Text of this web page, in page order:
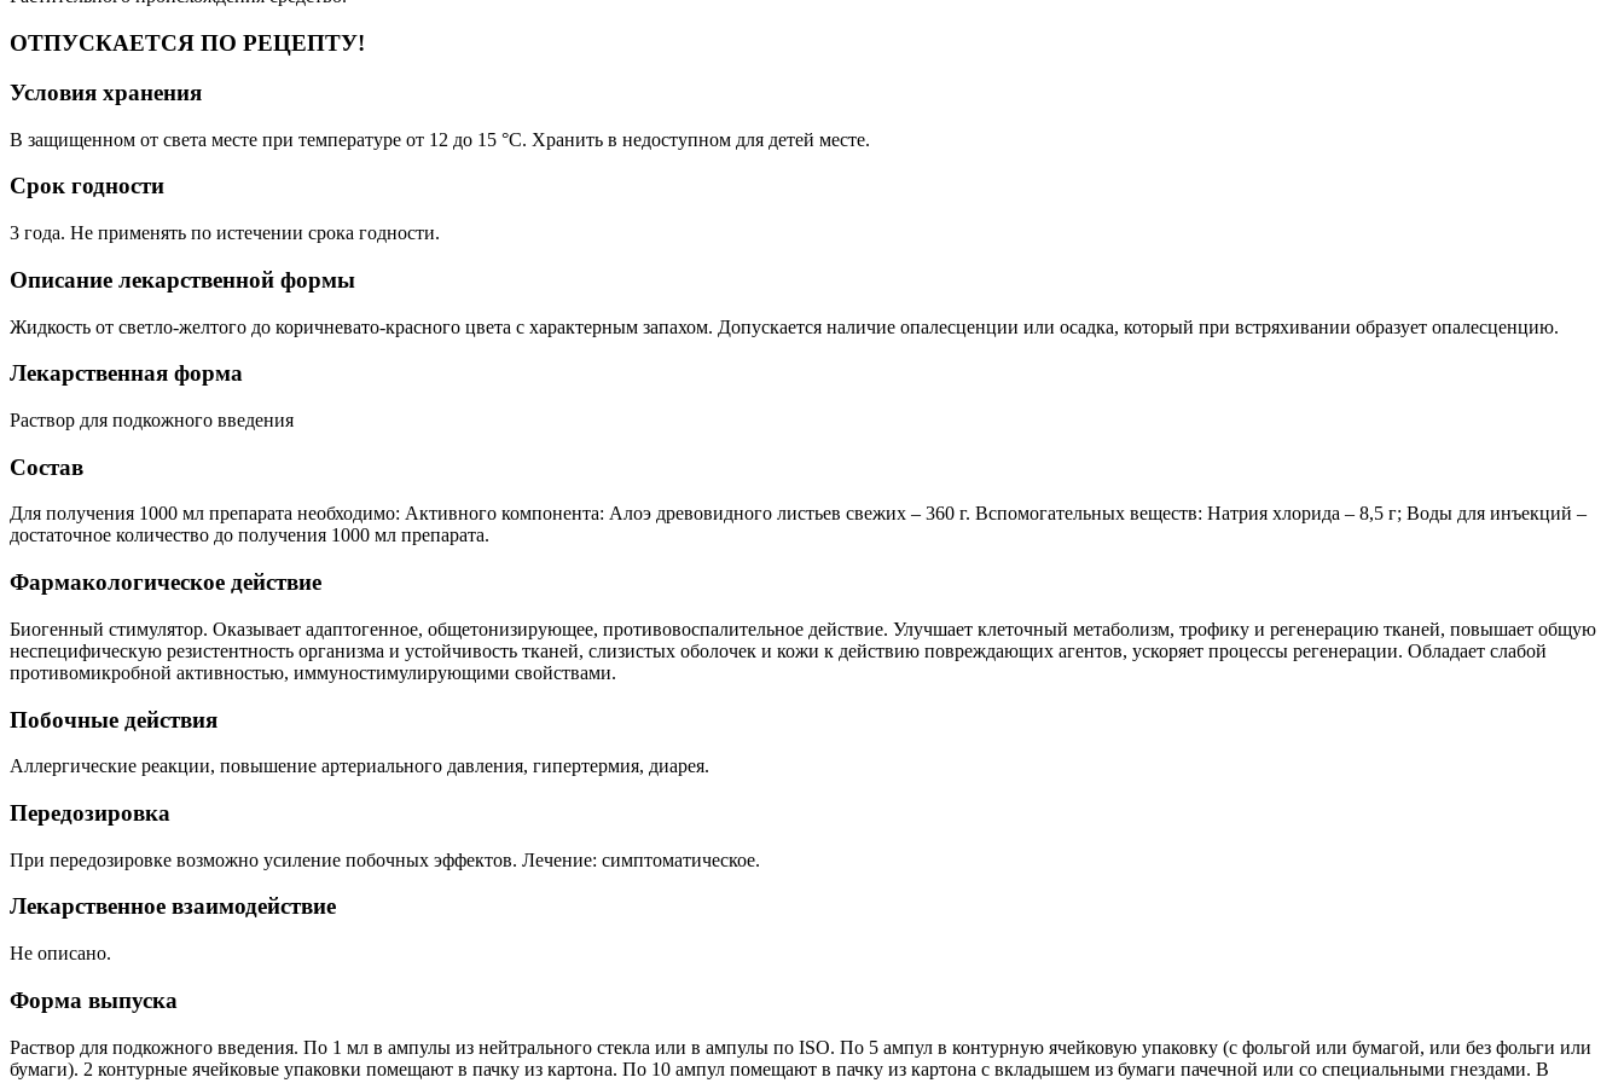
ОТПУСКАЕТСЯ ПО РЕЦЕПТУ!
Условия хранения
В защищенном от света месте при температуре от 12 до 15 °С. Хранить в недоступном для детей месте.
Срок годности
3 года. Не применять по истечении срока годности.
Описание лекарственной формы
Жидкость от светло-желтого до коричневато-красного цвета с характерным запахом. Допускается наличие опалесценции или осадка, который при встряхивании образует опалесценцию.
Лекарственная форма
Раствор для подкожного введения
Состав
Для получения 1000 мл препарата необходимо: Активного компонента: Алоэ древовидного листьев свежих – 360 г. Вспомогательных веществ: Натрия хлорида – 8,5 г; Воды для инъекций –
достаточное количество до получения 1000 мл препарата.
Фармакологическое действие
Биогенный стимулятор. Оказывает адаптогенное, общетонизирующее, противовоспалительное действие. Улучшает клеточный метаболизм, трофику и регенерацию тканей, повышает общую
неспецифическую резистентность организма и устойчивость тканей, слизистых оболочек и кожи к действию повреждающих агентов, ускоряет процессы регенерации. Обладает слабой
противомикробной активностью, иммуностимулирующими свойствами.
Побочные действия
Аллергические реакции, повышение артериального давления, гипертермия, диарея.
Передозировка
При передозировке возможно усиление побочных эффектов. Лечение: симптоматическое.
Лекарственное взаимодействие
Не описано.
Форма выпуска
Раствор для подкожного введения. По 1 мл в ампулы из нейтрального стекла или в ампулы по ISO. По 5 ампул в контурную ячейковую упаковку (с фольгой или бумагой, или без фольги или
бумаги). 2 контурные ячейковые упаковки помещают в пачку из картона. По 10 ампул помещают в пачку из картона с вкладышем из бумаги пачечной или со специальными гнездами. В